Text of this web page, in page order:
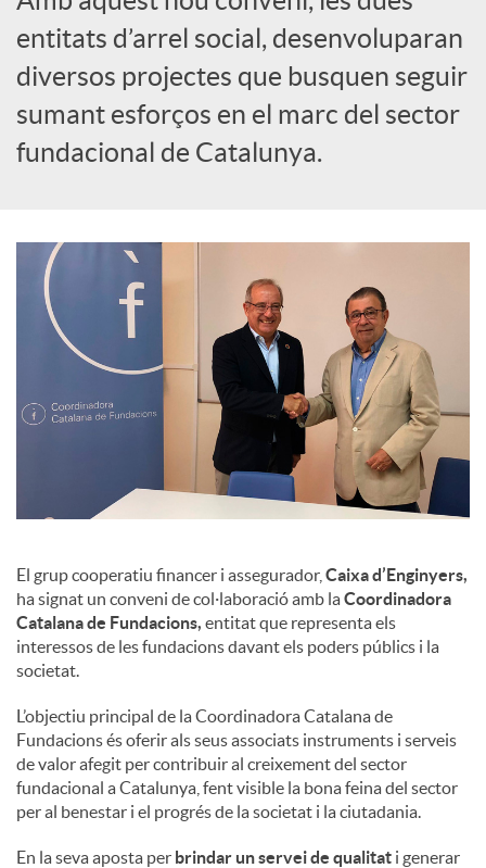
c
i
s
entitats d’arrel social, desenvoluparan
diversos projectes que busquen seguir
sumant esforços en el marc del sector
fundacional de Catalunya.
El grup cooperatiu financer i assegurador, Caixa d’Enginyers,
ha signat un conveni de col·laboració amb laCoordinadora
Catalana de Fundacions, entitat que representa els
interessos de les fundacions davant els poders públics i la
societat.
L’objectiu principal de la Coordinadora Catalana de
Fundacions és oferir als seus associats instruments i serveis
de valor afegit per contribuir al creixement del sector
fundacional a Catalunya, fent visible la bona feina del sector
per al benestar i el progrés de la societat i la ciutadania.
En la seva aposta per brindar un servei de qualitat i generar